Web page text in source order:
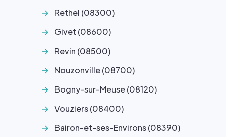
Rethel (08300)
Givet (08600)
Revin (08500)
Nouzonville (08700)
Bogny-sur-Meuse (08120)
Vouziers (08400)
Bairon-et-ses-Environs (08390)